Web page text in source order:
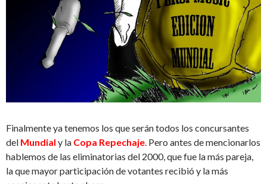
Finalmente ya tenemos los que serán todos los concursantes
del Mundial y la Copa Repechaje. Pero antes de mencionarlos
hablemos de las eliminatorias del 2000, que fue la más pareja,
la que mayor participación de votantes recibió y la más